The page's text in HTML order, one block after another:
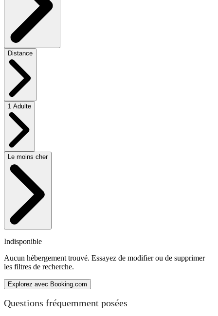
Distance
1 Adulte
Le moins cher
Indisponible
Aucun hébergement trouvé. Essayez de modifier ou de supprimer
les filtres de recherche.
Explorez avec Booking.com
Questions fréquemment posées